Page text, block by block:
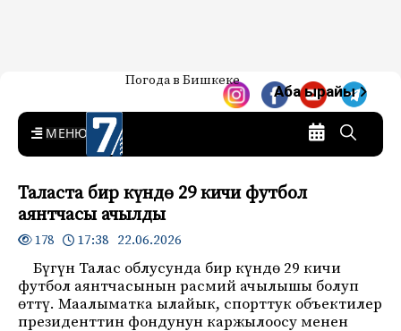
7-канал. Жаңылыктар —
Кыргызстан
Жаңылыктар — Кыргызстан
Погода в Бишкеке
Аба ырайы
MENU
Таласта бир күндө 29 кичи футбол
аянтчасы ачылды
178 17:38 22.06.2026
Бүгүн Талас облусунда бир күндө 29 кичи
футбол аянтчасынын расмий ачылышы болуп
өттү. Маалыматка ылайык, спорттук объектилер
президенттин фондунун каржылоосу менен